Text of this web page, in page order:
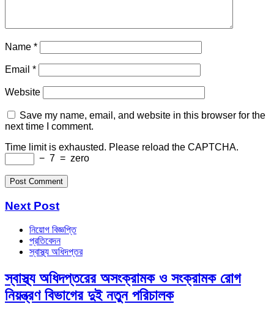
Name *
Email *
Website
Save my name, email, and website in this browser for the
next time I comment.
Time limit is exhausted. Please reload the CAPTCHA.
− 7 = zero
Next Post
নিয়োগ বিজ্ঞপ্তি
প্রতিবেদন
স্বাস্থ্য অধিদপ্তর
স্বাস্থ্য অধিদপ্তরের অসংক্রামক ও সংক্রামক রোগ
নিয়ন্ত্রণ বিভাগের দুই নতুন পরিচালক